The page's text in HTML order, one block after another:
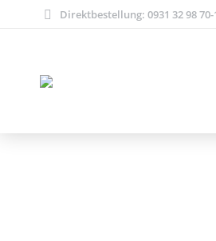
Direktbestellung: 0931 32 98 70-